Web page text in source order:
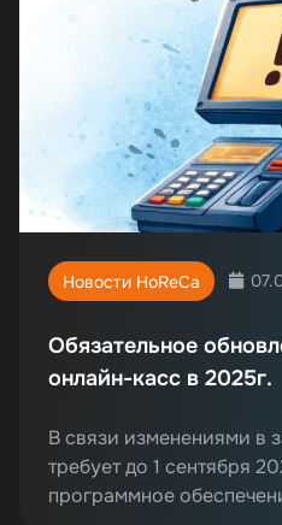
Новости HoReCa
Обязательное
онлайн-касс в 2025г.
В связи изменениями в
требует до 1 сентября
программное